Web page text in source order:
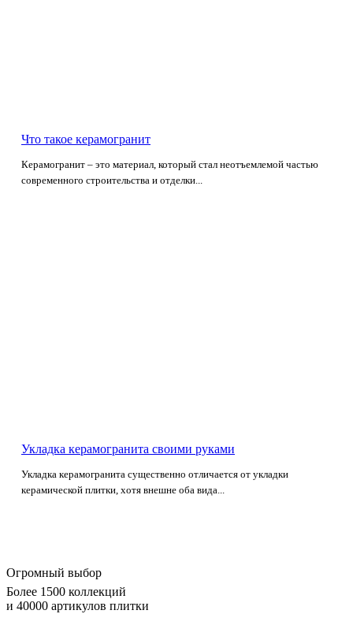
Что такое керамогранит
Керамогранит – это материал, который стал неотъемлемой частью
современного строительства и отделки...
Укладка керамогранита своими руками
Укладка керамогранита существенно отличается от укладки
керамической плитки, хотя внешне оба вида...
Огромный выбор
Более 1500 коллекций
и 40000 артикулов плитки